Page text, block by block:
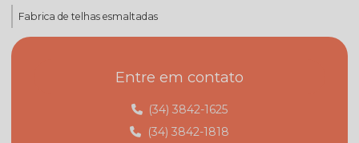
Fabrica de telhas esmaltadas
Fabrica de telhas minas gerais
Fábrica de telhas em monte carmelo
Fábrica de telhas em monte carmelo mg
Entre em contato
(34) 3842-1625
(34) 3842-1818